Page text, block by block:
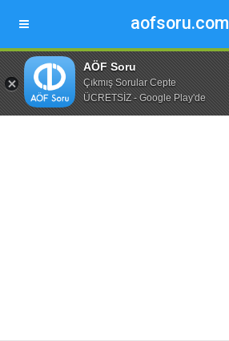
aofsoru.com
AÖF Soru
Çıkmış Sorular Cepte
ÜCRETSİZ - Google Play'de